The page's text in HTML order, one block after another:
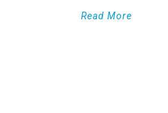
Read More